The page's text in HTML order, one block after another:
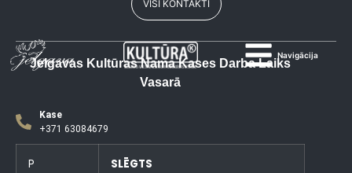
Navigācija
VISI KONTAKTI
Jelgavas Kultūras Nama Kases Darba Laiks
Vasarā
Kase
+371 63084679
P SLĒGTS